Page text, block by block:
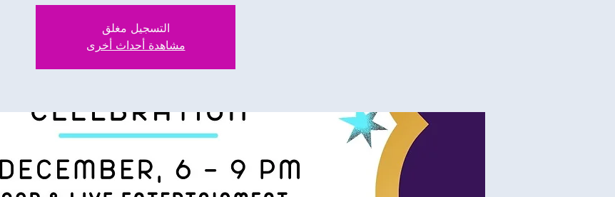
التسجيل مغلق
مشاهدة أحداث أخرى